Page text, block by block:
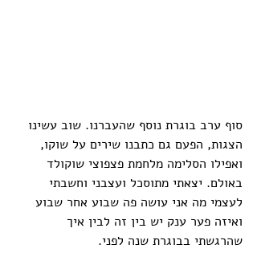
סוף ערב בוגרת נוסף שהעברנו. שוב עשינו
הצגות, הפעם גם כתבנו שירים על שוקו,
ואפילו הסלימה מלחמת פצפוצי שוקולד
באולם. יצאתי מתוסכל ועצבני וחשבתי
לעצמי מה אני עושה פה שבוע אחר שבוע
ואיזה פער ענק יש בין זה לבין איך
שהרגשתי בבוגרת שנה לפני.